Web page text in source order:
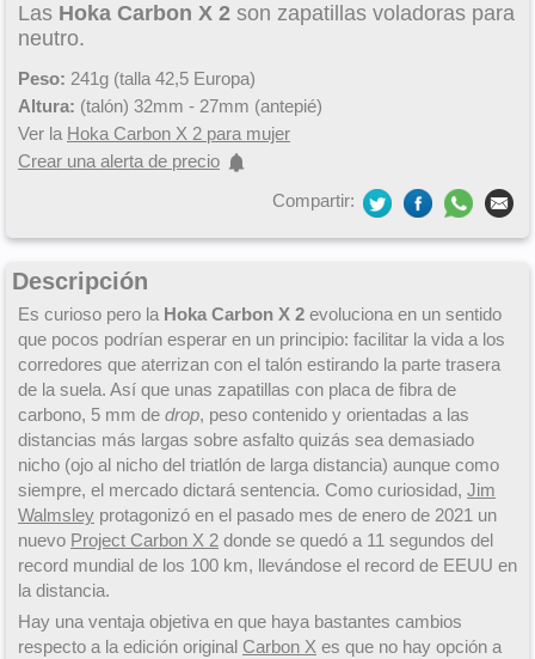
Las Hoka Carbon X 2 son zapatillas voladoras para
neutro.
Peso: 241g (talla 42,5 Europa)
Altura: (talón) 32mm - 27mm (antepié)
Ver la Hoka Carbon X 2 para mujer
Crear una alerta de precio
Compartir:
Descripción
Es curioso pero la Hoka Carbon X 2 evoluciona en un sentido
que pocos podrían esperar en un principio: facilitar la vida a los
corredores que aterrizan con el talón estirando la parte trasera
de la suela. Así que unas zapatillas con placa de fibra de
carbono, 5 mm de drop, peso contenido y orientadas a las
distancias más largas sobre asfalto quizás sea demasiado
nicho (ojo al nicho del triatlón de larga distancia) aunque como
siempre, el mercado dictará sentencia. Como curiosidad, Jim
Walmsley protagonizó en el pasado mes de enero de 2021 un
nuevo Project Carbon X 2 donde se quedó a 11 segundos del
record mundial de los 100 km, llevándose el record de EEUU en
la distancia.
Hay una ventaja objetiva en que haya bastantes cambios
respecto a la edición original Carbon X es que no hay opción a